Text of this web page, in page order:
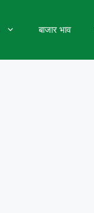
बाजार भाव